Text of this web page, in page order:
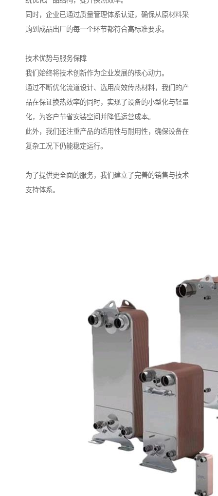
同时，企业已通过质量管理体系认证，确保从原材料采
购到成品出厂的每一个环节都符合高标准要求。
技术优势与服务保障
我们始终将技术创新作为企业发展的核心动力。
通过不断优化流道设计、选用高效传热材料，我们的产
品在保证换热效率的同时，实现了设备的小型化与轻量
化，为客户节省安装空间并降低运营成本。
此外，我们还注重产品的适用性与耐用性，确保设备在
复杂工况下仍能稳定运行。
为了提供更全面的服务，我们建立了完善的销售与技术
支持体系。